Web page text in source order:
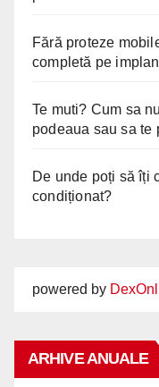
Fără proteze
completă pe
Te muti? Cum sa
podeaua sau sa te
De unde poți să îți
condiționat?
powered by
ARHIVE ANUALE